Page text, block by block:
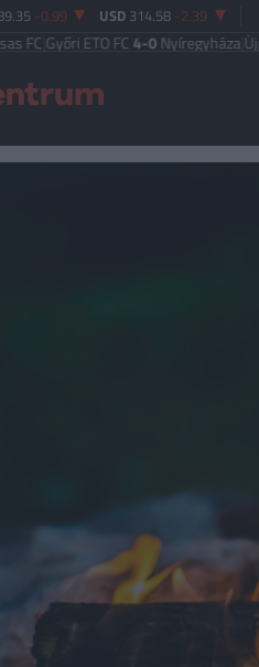
-0.99 USD 314.58 -2.39
ETO FC4-0Nyíregyháza|Újpest FC